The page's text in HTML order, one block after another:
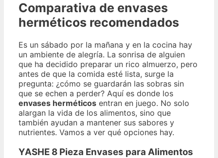
Comparativa de envases
herméticos recomendados
Es un sábado por la mañana y en la cocina hay
un ambiente de alegría. La sonrisa de alguien
que ha decidido preparar un rico almuerzo, pero
antes de que la comida esté lista, surge la
pregunta: ¿cómo se guardarán las sobras sin
que se echen a perder? Aquí es donde los
envases herméticos entran en juego. No solo
alargan la vida de los alimentos, sino que
también ayudan a mantener sus sabores y
nutrientes. Vamos a ver qué opciones hay.
YASHE 8 Pieza Envases para Alimentos